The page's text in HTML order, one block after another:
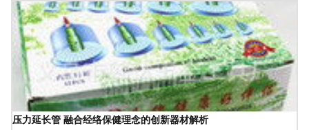
压力延长管 融合经络保健理念的创新器材解析